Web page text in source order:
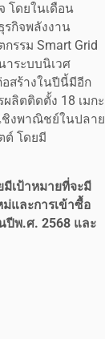
โดยในเดือน
กิจพลังงาน
รรม Smart Grid
าระบบนิเวศ
อสร้างในปีนี้มีอีก
ลิตติดตั้ง 18 เมกะ
ชิงพาณิชย์ในปลาย
ต์ โดยมี
มีเป้าหมายที่จะมี
และการเข้าซื้อ
ปีพ.ศ. 2568 และ